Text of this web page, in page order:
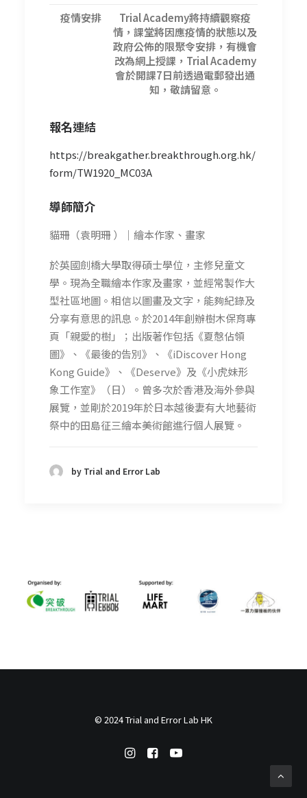
疫情安排
Trial Academy將持續觀察疫
情，課堂將因應疫情的狀態以及
政府公佈的限聚令安排，有機會
改為網上授課，Trial Academy
會於開課7日前透過電郵發出通
知，敬請留意。
報名連結
https://breakgather.breakthrough.org.hk/
form/TW1920_MC03A
導師簡介
貓珊（袁明珊 ）｜繪本作家、畫家
於英國劍橋大學取得碩士學位，主修兒童文
學。現為全職繪本作家及畫家，並經常製作大
型社區地圖。相信以圖畫及文字，能夠紀錄及
分享有意思的訊息。於2014年創辦樹木保育專
頁「親愛的樹」；出版著作包括《夏慤佔領
圖》、《最後的告別》、《iDiscover Hong
Kong Guide》、《Deserve》及《小虎妹形
象工作室》（日）。曾多次於香港及海外參與
展覽，並剛於2019年於日本越後妻有大地藝術
祭中的田島征三繪本美術館進行個人展覽。
by Trial and Error Lab
© 2024 Trial and Error Lab HK